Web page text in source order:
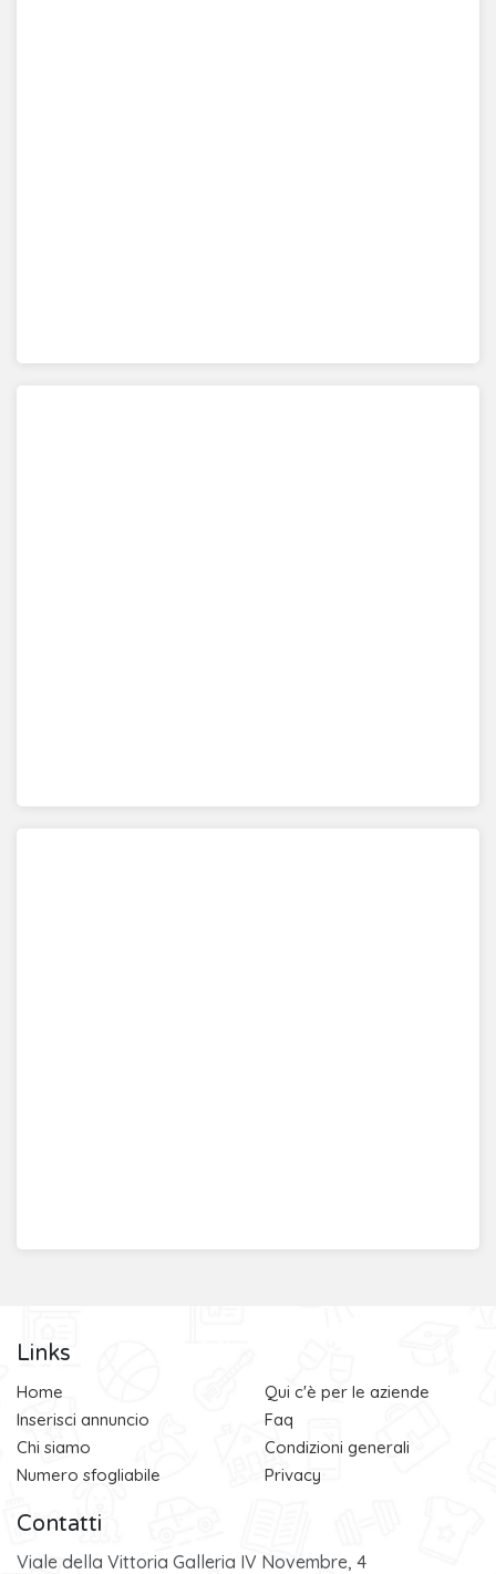
Links
Home
Inserisci annuncio
Chi siamo
Numero sfogliabile
Qui c'è per le aziende
Faq
Condizioni generali
Privacy
Contatti
Viale della Vittoria Galleria IV Novembre, 4